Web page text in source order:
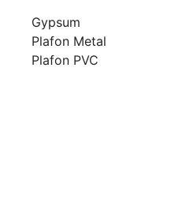
Gypsum
Plafon Metal
Plafon PVC